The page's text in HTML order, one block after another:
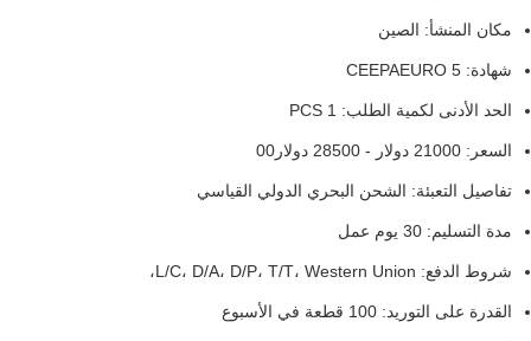
مكان المنشأ: الصين
شهادة: CEEPAEURO 5
الحد الأدنى لكمية الطلب: 1 PCS
السعر: 21000 دولار - 28500 دولار00
تفاصيل التعبئة: الشحن البحري الدولي القياسي
مدة التسليم: 30 يوم عمل
شروط الدفع: L/C، D/A، D/P، T/T، Western Union،
القدرة على التوريد: 100 قطعة في الأسبوع